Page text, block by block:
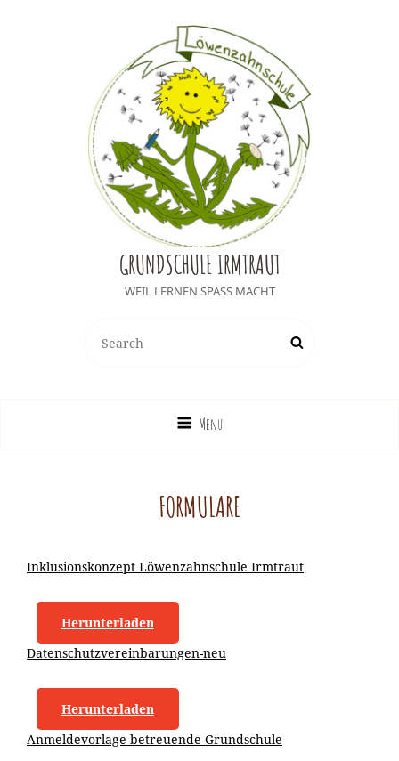
GRUNDSCHULE IRMTRAUT
WEIL LERNEN SPASS MACHT
for:
Search
Menu
FORMULARE
Inklusionskonzept Löwenzahnschule Irmtraut
Herunterladen
Datenschutzvereinbarungen-neu
Herunterladen
Anmeldevorlage-betreuende-Grundschule